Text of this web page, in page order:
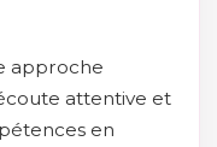
approche
attentive et
en